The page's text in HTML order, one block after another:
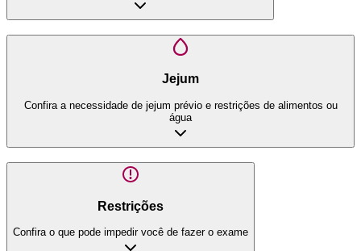
Jejum
Confira a necessidade de jejum prévio e restrições de alimentos ou
água
Restrições
Confira o que pode impedir você de fazer o exame